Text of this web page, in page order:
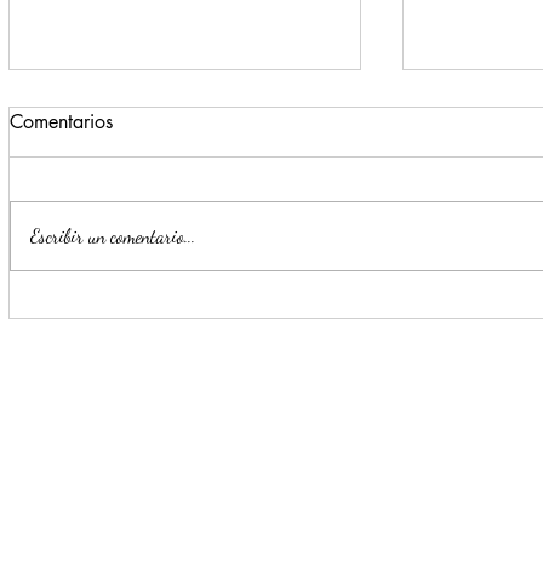
Para beneficio de las familias,
Monterrey
Comentarios
Escribir un comentario...